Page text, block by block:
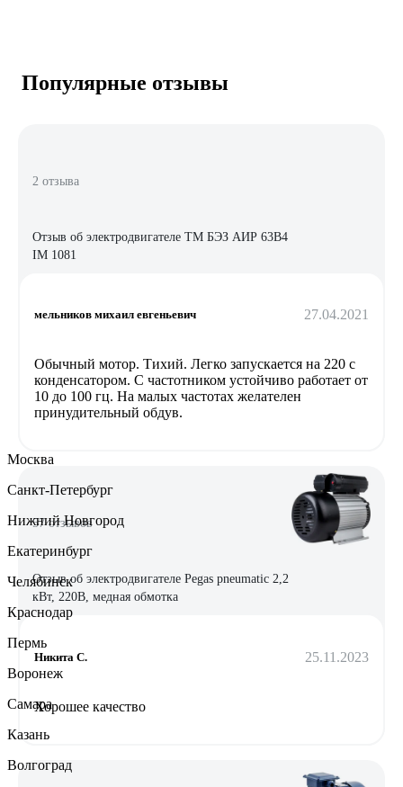
Популярные отзывы
2 отзыва
Отзыв об электродвигателе ТМ БЭЗ АИР 63В4
IM 1081
мельников михаил евгеньевич 27.04.2021
Обычный мотор. Тихий. Легко запускается на 220 с
конденсатором. С частотником устойчиво работает от
10 до 100 гц. На малых частотах желателен
принудительный обдув.
57 отзывов
Отзыв об электродвигателе Pegas pneumatic 2,2
кВт, 220В, медная обмотка
Никита С. 25.11.2023
Хорошее качество
Москва
Санкт-Петербург
Нижний Новгород
Екатеринбург
Челябинск
Краснодар
Пермь
Воронеж
Самара
Казань
Волгоград